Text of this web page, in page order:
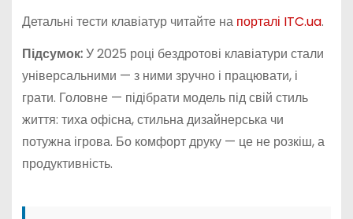
Детальні тести клавіатур читайте на порталі ITC.ua.
Підсумок:У 2025 році бездротові клавіатури стали
універсальними — з ними зручно і працювати, і
грати. Головне — підібрати модель під свій стиль
життя: тиха офісна, стильна дизайнерська чи
потужна ігрова. Бо комфорт друку — це не розкіш, а
продуктивність.